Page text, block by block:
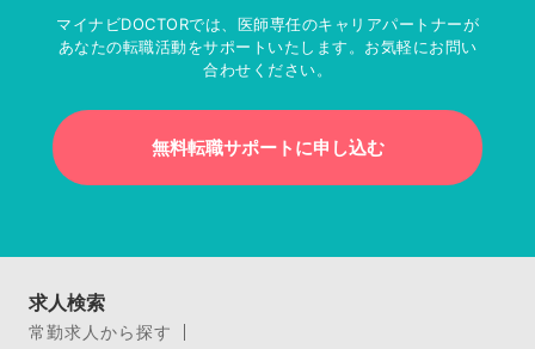
マイナビDOCTORでは、医師専任のキャリアパートナーが
あなたの転職活動をサポートいたします。お気軽にお問い
合わせください。
無料転職サポートに申し込む
求人検索
常勤求人から探す